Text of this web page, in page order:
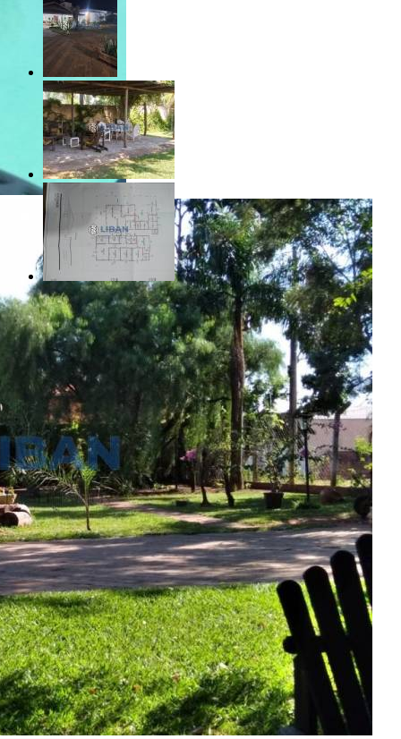
R$ 1.650.000,00
Parque Santa Guilhermina - Pirajuí/SP
Referência: CH00154
5 Quartos
5 Banheiros
5 Vagas
500.00 m²
Realizado
Enviado com sucesso!
Entre em contato
Nome
E-mail
Telefone
Mensagem